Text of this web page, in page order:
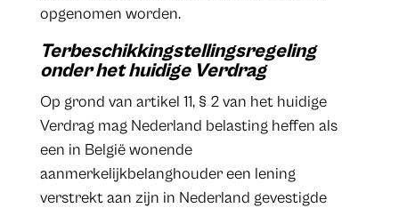
opgenomen worden.
Terbeschikkingstellingsregeling
onder het huidige Verdrag
Op grond van artikel 11, § 2 van het huidige
Verdrag mag Nederland belasting heffen als
een in België wonende
aanmerkelijkbelanghouder een lening
verstrekt aan zijn in Nederland gevestigde